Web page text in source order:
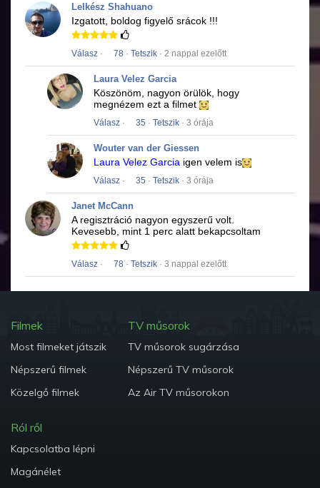
Lelkész Shahuano
Izgatott, boldog figyelő srácok !!!
Válasz · 78 · Tetszik · 2 nappal ezelőtt
Laura Velez Garcia
Köszönöm, nagyon örülök, hogy
megnézem ezt a filmet
Válasz · 35 · Tetszik · 3 órája
Wouter van der Giessen
Laura Velez Garcia igen velem is
Válasz · 35 · Tetszik · 3 órája
Janet McCann
A regisztráció nagyon egyszerű volt.
Kevesebb, mint 1 perc alatt bekapcsoltam
Válasz · 78 · Tetszik · 3 nappal ezelőtt
Filmek
Most filmeket játszik
Népszerű filmek
Közelgő filmek
TV műsorok
TV műsorok sugárzása
Népszerű TV műsorok
Az Air TV műsorokon
Ról ről
Kapcsolatba lépni
Magánélet